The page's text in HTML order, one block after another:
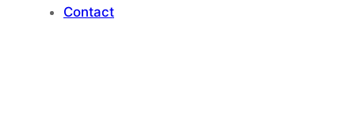
Contact